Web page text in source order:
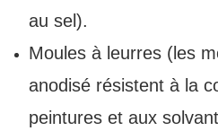
au sel).
Moules à leurres (les
anodisé résistent à la
peintures et aux